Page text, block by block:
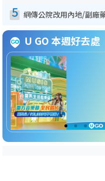
5
U GO 本週好去處